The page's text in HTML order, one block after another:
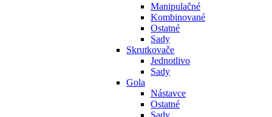
Manipulačné
Kombinované
Ostatné
Sady
Skrutkovače
Jednotlivo
Sady
Gola
Nástavce
Ostatné
Sady